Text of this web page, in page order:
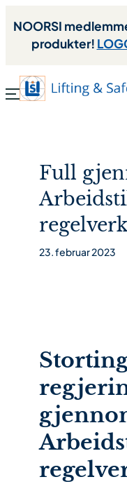
NOORSI
produkter!
Full
23. februar 2023